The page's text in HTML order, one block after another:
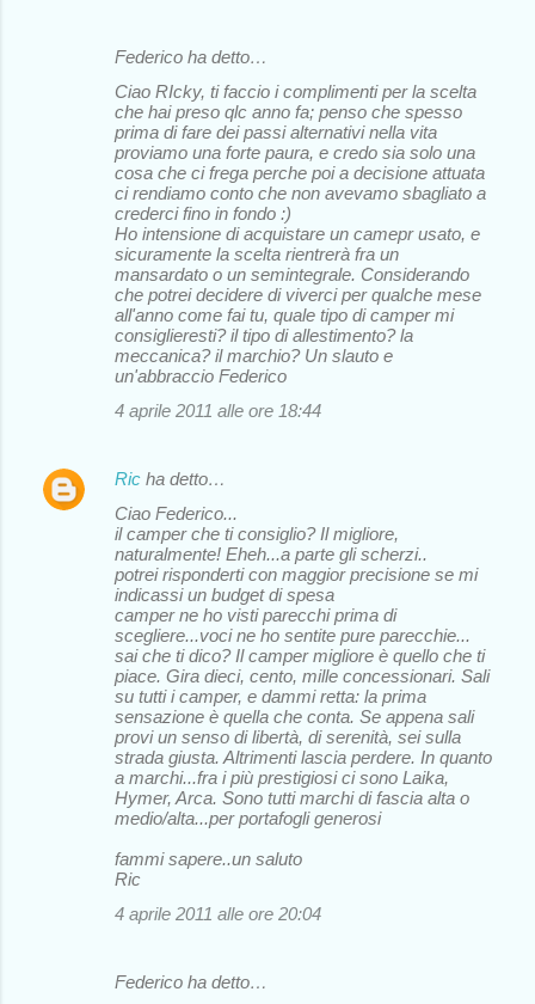
Federico ha detto…
Ciao RIcky, ti faccio i complimenti per la scelta
che hai preso qlc anno fa; penso che spesso
prima di fare dei passi alternativi nella vita
proviamo una forte paura, e credo sia solo una
cosa che ci frega perche poi a decisione attuata
ci rendiamo conto che non avevamo sbagliato a
crederci fino in fondo :)
Ho intensione di acquistare un camepr usato, e
sicuramente la scelta rientrerà fra un
mansardato o un semintegrale. Considerando
che potrei decidere di viverci per qualche mese
all'anno come fai tu, quale tipo di camper mi
consiglieresti? il tipo di allestimento? la
meccanica? il marchio? Un slauto e
un'abbraccio Federico
4 aprile 2011 alle ore 18:44
Ric ha detto…
Ciao Federico...
il camper che ti consiglio? Il migliore,
naturalmente! Eheh...a parte gli scherzi..
potrei risponderti con maggior precisione se mi
indicassi un budget di spesa
camper ne ho visti parecchi prima di
scegliere...voci ne ho sentite pure parecchie...
sai che ti dico? Il camper migliore è quello che ti
piace. Gira dieci, cento, mille concessionari. Sali
su tutti i camper, e dammi retta: la prima
sensazione è quella che conta. Se appena sali
provi un senso di libertà, di serenità, sei sulla
strada giusta. Altrimenti lascia perdere. In quanto
a marchi...fra i più prestigiosi ci sono Laika,
Hymer, Arca. Sono tutti marchi di fascia alta o
medio/alta...per portafogli generosi
fammi sapere..un saluto
Ric
4 aprile 2011 alle ore 20:04
Federico ha detto…